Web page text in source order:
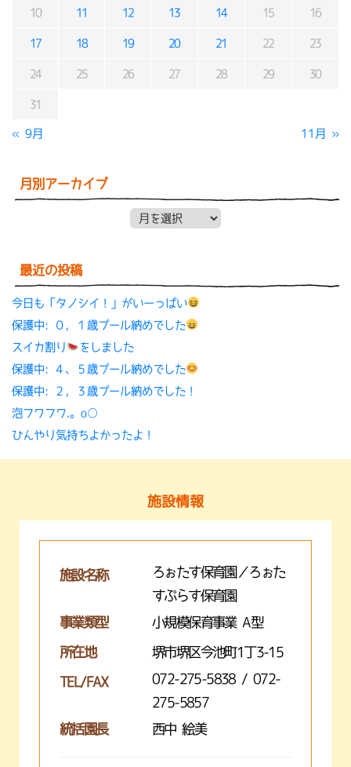
10 11 12 13 14 15 16
17 18 19 20 21 22 23
24 25 26 27 28 29 30
31
« 9月 11月 »
月別アーカイブ
最近の投稿
今日も「タノシイ！」がいーっぱい
保護中: ０，１歳プール納めでした
スイカ割り
をしました
保護中: ４、５歳プール納めでした
保護中: ２，３歳プール納めでした！
泡フワフワ.。o○
ひんやり気持ちよかったよ！
施設情報
施設名称
ろぉたす保育園／ろぉた
すぷらす保育園
事業類型
小規模保育事業 A型
所在地 堺市堺区今池町1丁3-15
TEL/FAX
072-275-5838 / 072-
275-5857
統括園長
西中 絵美